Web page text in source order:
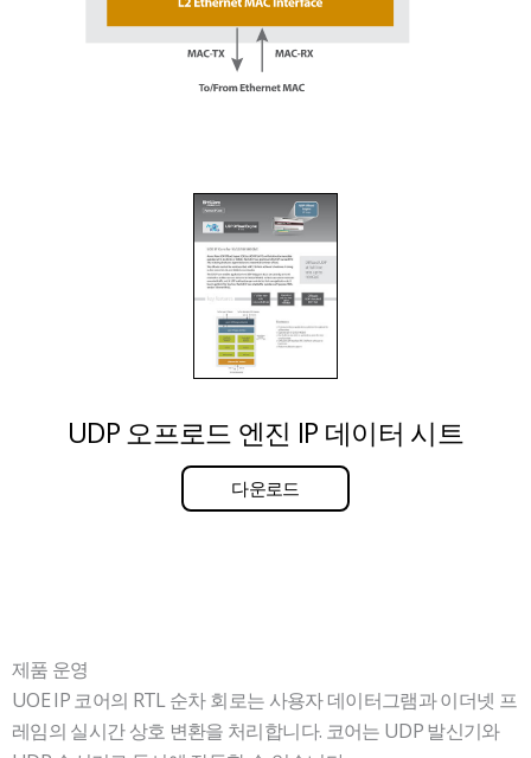
UDP 오프로드 엔진 IP 데이터 시트
다운로드
제품 운영
빈
제
UOE IP 코어의 RTL 순차 회로는 사용자 데이터그램과 이더넷 프
레임의 실시간 상호 변환을 처리합니다. 코어는 UDP 발신기와